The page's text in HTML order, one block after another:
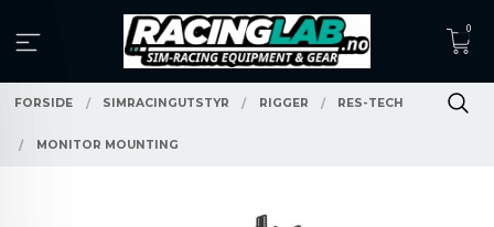
innholdet
0
FORSIDE SIMRACINGUTSTYR RIGGER RES-TECH
MONITOR MOUNTING